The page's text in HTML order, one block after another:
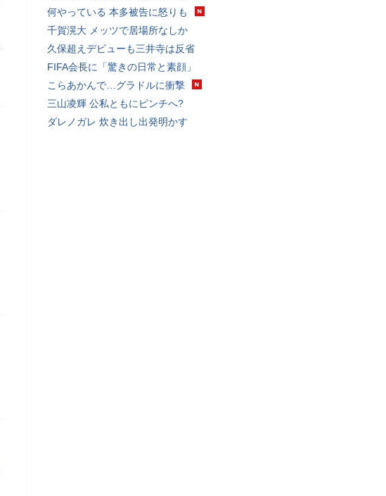
何やっている 本多被告に怒りも
千賀滉大 メッツで居場所なしか
久保超えデビューも三井寺は反省
FIFA会長に「驚きの日常と素顔」
こらあかんで…グラドルに衝撃
三山凌輝 公私ともにピンチへ?
ダレノガレ 炊き出し出発明かす